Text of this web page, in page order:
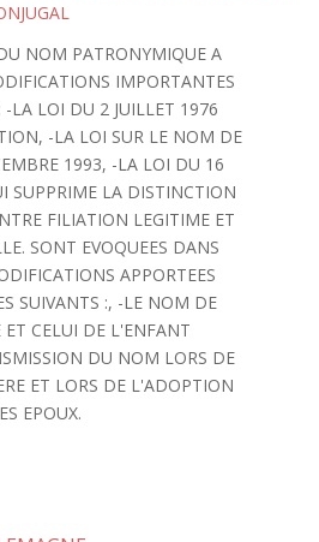
NOM PATRONYMIQUE A
IMPORTANTES
-LA LOI DU 2 JUILLET 1976
-LA LOI SUR LE NOM DE
1993, -LA LOI DU 16
SUPPRIME LA DISTINCTION
FILIATION LEGITIME ET
SONT EVOQUEES DANS
APPORTEES
SUIVANTS :, -LE NOM DE
CELUI DE L'ENFANT
DU NOM LORS DE
ET LORS DE L'ADOPTION
EPOUX.